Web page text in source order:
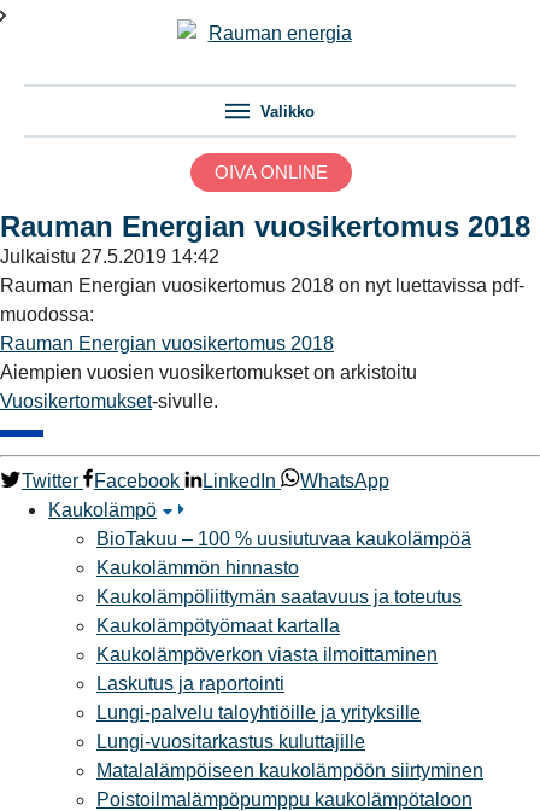
Valikko
OIVA ONLINE
Rauman Energian vuosikertomus 2018
Julkaistu 27.5.2019 14:42
Rauman Energian vuosikertomus 2018 on nyt luettavissa pdf-
muodossa:
Rauman Energian vuosikertomus 2018
Aiempien vuosien vuosikertomukset on arkistoitu
Vuosikertomukset-sivulle.
Twitter Facebook LinkedIn
WhatsApp
Kaukolämpö
BioTakuu – 100 % uusiutuvaa kaukolämpöä
Kaukolämmön hinnasto
Kaukolämpöliittymän saatavuus ja toteutus
Kaukolämpötyömaat kartalla
Kaukolämpöverkon viasta ilmoittaminen
Laskutus ja raportointi
Lungi-palvelu taloyhtiöille ja yrityksille
Lungi-vuositarkastus kuluttajille
Matalalämpöiseen kaukolämpöön siirtyminen
Poistoilmalämpöpumppu kaukolämpötaloon